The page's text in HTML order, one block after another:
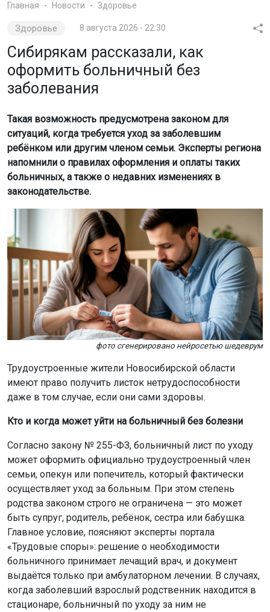
Главная Новости Здоровье
Здоровье 8 августа 2026 - 22:30
Сибирякам рассказали, как
оформить больничный без
заболевания
Такая возможность предусмотрена законом для
ситуаций, когда требуется уход за заболевшим
ребёнком или другим членом семьи. Эксперты региона
напомнили о правилах оформления и оплаты таких
больничных, а также о недавних изменениях в
законодательстве.
фото сгенерировано нейросетью шедеврум
Трудоустроенные жители Новосибирской области
имеют право получить листок нетрудоспособности
даже в том случае, если они сами здоровы.
Кто и когда может уйти на больничный без болезни
Согласно закону № 255-ФЗ, больничный лист по уходу
может оформить официально трудоустроенный член
семьи, опекун или попечитель, который фактически
осуществляет уход за больным. При этом степень
родства законом строго не ограничена — это может
быть супруг, родитель, ребёнок, сестра или бабушка.
Главное условие, поясняют эксперты портала
«Трудовые споры»: решение о необходимости
больничного принимает лечащий врач, и документ
выдаётся только при амбулаторном лечении. В случаях,
когда заболевший взрослый родственник находится в
стационаре, больничный по уходу за ним не